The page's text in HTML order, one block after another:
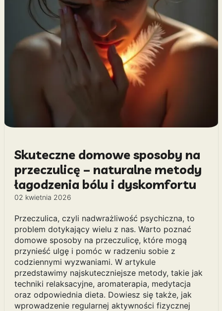
Skuteczne domowe sposoby na
przeczulicę – naturalne metody
łagodzenia bólu i dyskomfortu
02 kwietnia 2026
Przeczulica, czyli nadwrażliwość psychiczna, to
problem dotykający wielu z nas. Warto poznać
domowe sposoby na przeczulicę, które mogą
przynieść ulgę i pomóc w radzeniu sobie z
codziennymi wyzwaniami. W artykule
przedstawimy najskuteczniejsze metody, takie jak
techniki relaksacyjne, aromaterapia, medytacja
oraz odpowiednia dieta. Dowiesz się także, jak
wprowadzenie regularnej aktywności fizycznej